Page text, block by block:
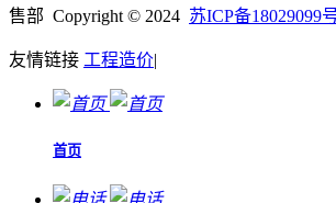
售部 Copyright © 2024 苏ICP备18029099
友情链接 工程造价|
首页